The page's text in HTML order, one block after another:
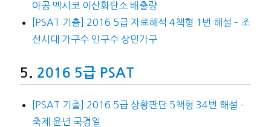
아공 멕시코 이산화탄소 배출량
[PSAT 기출] 2016 5급 자료해석 4책형 1번 해설 – 조
선시대 가구수 인구수 상민가구
2016 5급 PSAT
[PSAT 기출] 2016 5급 상황판단 5책형 34번 해설 –
축제 윤년 국경일